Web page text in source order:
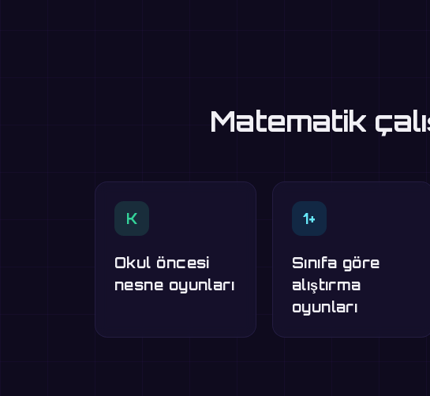
Matematik
K
Okul öncesi
nesne oyunları
1+
Sınıfa göre
alıştırma
oyunları